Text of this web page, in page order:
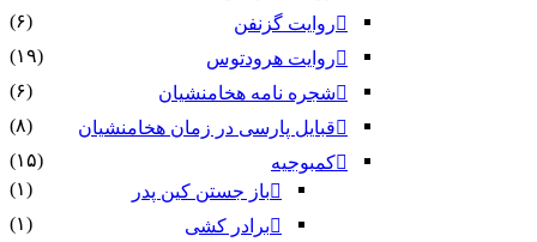
روایت گزنفن
(۶)
روایت هرودتوس
(۱۹)
شجره نامه هخامنشیان
(۶)
قبایل پارسی در زمان هخامنشیان
(۸)
کمبوجیه
(۱۵)
باز جستن کین پدر
(۱)
برادر کشی
(۱)